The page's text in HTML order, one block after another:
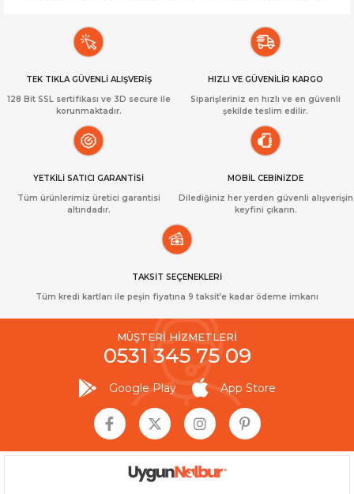
TEK TIKLA GÜVENLİ ALIŞVERİŞ
128 Bit SSL sertifikası ve 3D secure ile
korunmaktadır.
HIZLI VE GÜVENİLİR KARGO
Siparişleriniz en hızlı ve en güvenli
şekilde teslim edilir.
YETKİLİ SATICI GARANTİSİ
Tüm ürünlerimiz üretici garantisi
altındadır.
MOBİL CEBİNİZDE
Dilediğiniz her yerden güvenli alışverişin
keyfini çıkarın.
TAKSİT SEÇENEKLERİ
Tüm kredi kartları ile peşin fiyatına 9 taksit’e kadar ödeme imkanı
MÜŞTERİ HİZMETLERİ
0531 345 75 09
Google Play App Store